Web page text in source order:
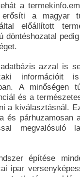
a
a magyar
előállított
döntéshozatal
azzal is
információit
A
és a
a kiválasztásnál.
és párhuzamosan
megvalósuló
építése
ipar